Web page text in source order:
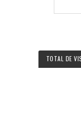
TOTAL DE